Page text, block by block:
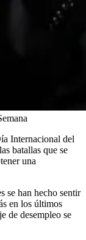
Internacional del
batallas que se
una
se han hecho sentir
en los últimos
de desempleo se